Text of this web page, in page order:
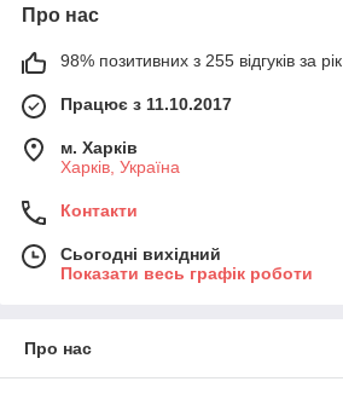
Про нас
98% позитивних з 255 відгуків за рік
Працює з 11.10.2017
м. Харків
Харків, Україна
Контакти
Сьогодні вихідний
Показати весь графік роботи
Про нас